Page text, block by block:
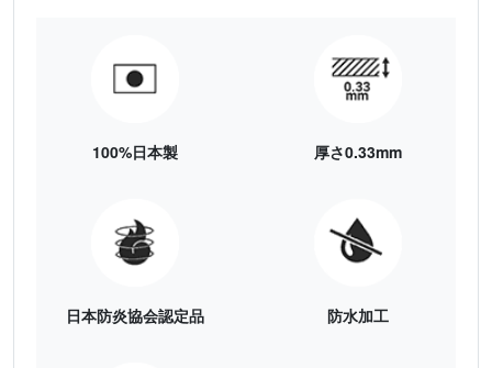
100%日本製 厚さ0.33mm
日本防炎協会認定品 防水加工